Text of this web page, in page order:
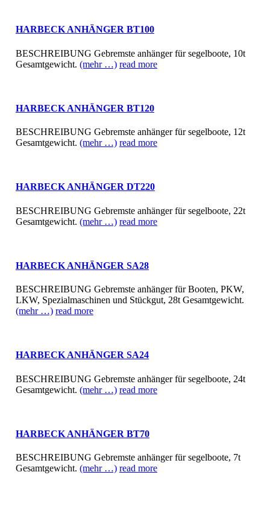
HARBECK ANHÄNGER BT100
BESCHREIBUNG Gebremste anhänger für segelboote, 10t
Gesamtgewicht. (mehr …) read more
HARBECK ANHÄNGER BT120
BESCHREIBUNG Gebremste anhänger für segelboote, 12t
Gesamtgewicht. (mehr …) read more
HARBECK ANHÄNGER DT220
BESCHREIBUNG Gebremste anhänger für segelboote, 22t
Gesamtgewicht. (mehr …) read more
HARBECK ANHÄNGER SA28
BESCHREIBUNG Gebremste anhänger für Booten, PKW,
LKW, Spezialmaschinen und Stückgut, 28t Gesamtgewicht.
(mehr …) read more
HARBECK ANHÄNGER SA24
BESCHREIBUNG Gebremste anhänger für segelboote, 24t
Gesamtgewicht. (mehr …) read more
HARBECK ANHÄNGER BT70
BESCHREIBUNG Gebremste anhänger für segelboote, 7t
Gesamtgewicht. (mehr …) read more